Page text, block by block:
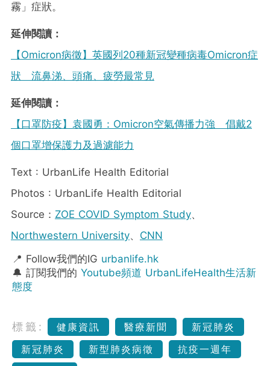
霧」症狀。
延伸閱讀：
【Omicron病徵】英國列20種新冠變種病毒Omicron症
狀 流鼻涕、頭痛、疲勞最常見
延伸閱讀：
【口罩防疫】袁國勇：Omicron空氣傳播力強 倡戴2
個口罩增保護力及過濾能力
Text : UrbanLife Health Editorial
Photos : UrbanLife Health Editorial
Source： ZOE COVID Symptom Study、
Northwestern University、 CNN
📍 Follow我們的IG urbanlife.hk
🔔 訂閱我們的 Youtube頻道 UrbanLifeHealth生活新
態度
標籤: 健康資訊 醫療新聞
新冠肺炎
新冠肺炎
新型肺炎病徵
抗疫一週年